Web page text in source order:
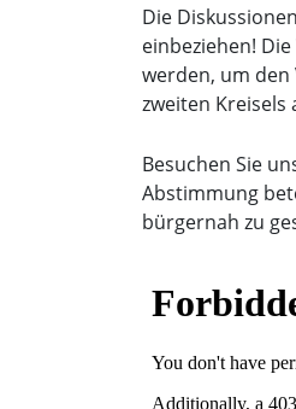
Die
einbeziehen!
werden, um den
zweiten Kreisels
Besuchen Sie
Abstimmung
bürgernah zu